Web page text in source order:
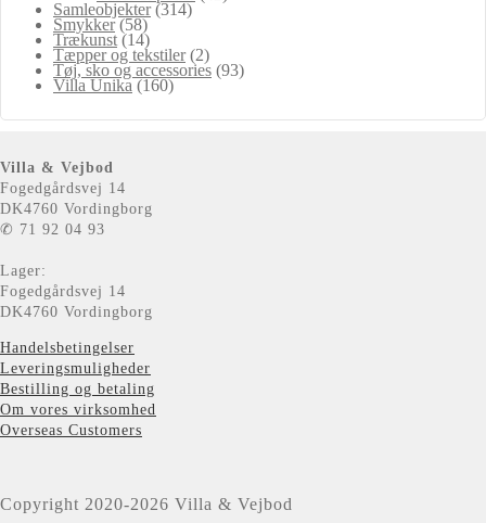
Samleobjekter (314)
Smykker (58)
Trækunst (14)
Tæpper og tekstiler (2)
Tøj, sko og accessories (93)
Villa Unika (160)
Villa & Vejbod
Fogedgårdsvej 14
DK4760 Vordingborg
✆ 71 92 04 93
Lager:
Fogedgårdsvej 14
DK4760 Vordingborg
Handelsbetingelser
Leveringsmuligheder
Bestilling og betaling
Om vores virksomhed
Overseas Customers
Copyright 2020-2026 Villa & Vejbod